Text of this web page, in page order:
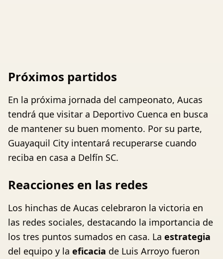
Próximos partidos
En la próxima jornada del campeonato, Aucas
tendrá que visitar a Deportivo Cuenca en busca
de mantener su buen momento. Por su parte,
Guayaquil City intentará recuperarse cuando
reciba en casa a Delfín SC.
Reacciones en las redes
Los hinchas de Aucas celebraron la victoria en
las redes sociales, destacando la importancia de
los tres puntos sumados en casa. La estrategia
del equipo y la eficacia de Luis Arroyo fueron